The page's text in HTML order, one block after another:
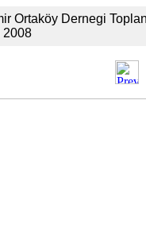
Ortaköy Dernegi
2008